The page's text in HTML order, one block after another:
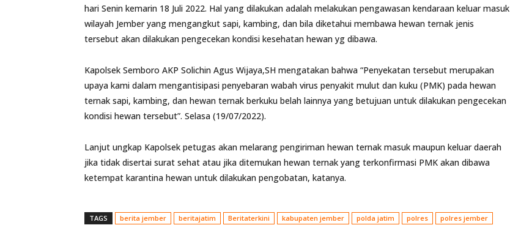
hari Senin kemarin 18 Juli 2022. Hal yang dilakukan adalah melakukan pengawasan kendaraan keluar masuk
wilayah Jember yang mengangkut sapi, kambing, dan bila diketahui membawa hewan ternak jenis
tersebut akan dilakukan pengecekan kondisi kesehatan hewan yg dibawa.
Kapolsek Semboro AKP Solichin Agus Wijaya,SH mengatakan bahwa “Penyekatan tersebut merupakan
upaya kami dalam mengantisipasi penyebaran wabah virus penyakit mulut dan kuku (PMK) pada hewan
ternak sapi, kambing, dan hewan ternak berkuku belah lainnya yang betujuan untuk dilakukan pengecekan
kondisi hewan tersebut”. Selasa (19/07/2022).
Lanjut ungkap Kapolsek petugas akan melarang pengiriman hewan ternak masuk maupun keluar daerah
jika tidak disertai surat sehat atau jika ditemukan hewan ternak yang terkonfirmasi PMK akan dibawa
ketempat karantina hewan untuk dilakukan pengobatan, katanya.
TAGS berita jember beritajatim Beritaterkini kabupaten jember polda jatim polres
polres jember